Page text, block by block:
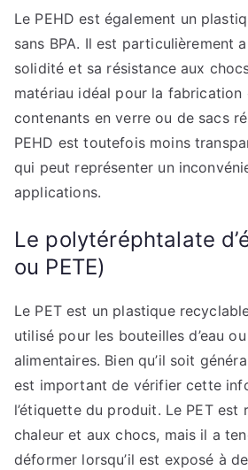
Le PEHD est également un
sans BPA. Il est particulièrement
solidité et sa résistance aux
matériau idéal pour la fabrication
contenants en verre ou de sacs
PEHD est toutefois moins
qui peut représenter un
applications.
Le polytéréphtalate
ou PETE)
Le PET est un plastique
utilisé pour les bouteilles d’eau
alimentaires. Bien qu’il soit
est important de vérifier cette
l’étiquette du produit. Le PET est
chaleur et aux chocs, mais il a
déformer lorsqu’il est exposé à